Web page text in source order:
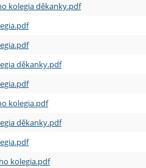
kolegia děkanky.pdf
děkanky.pdf
kolegia.pdf
děkanky.pdf
kolegia.pdf